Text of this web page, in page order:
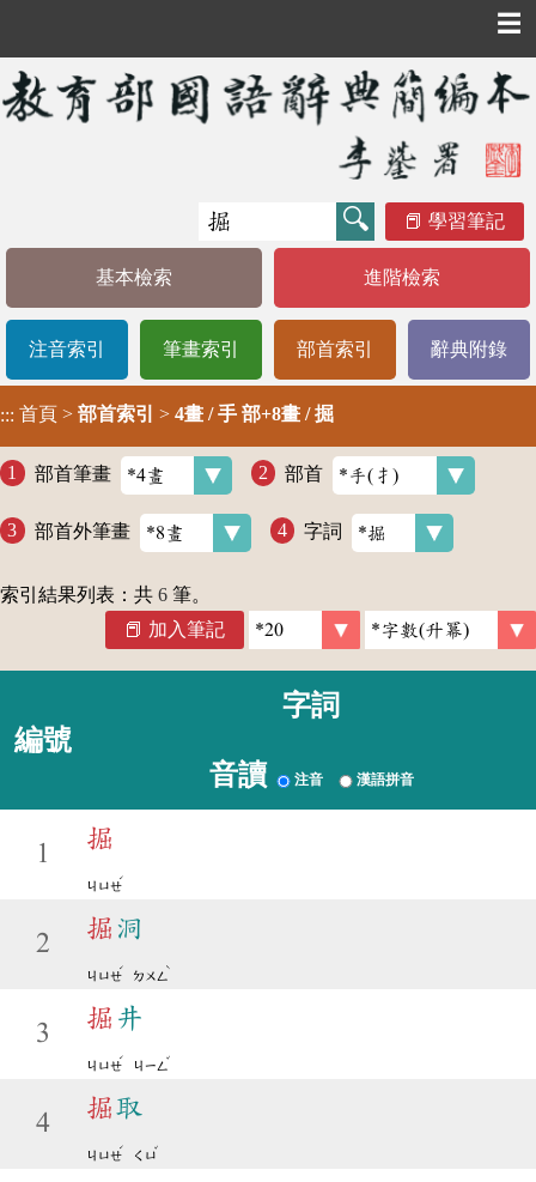
☰
學習筆記
基本檢索 進階檢索
注音索引 筆畫索引 部首索引 辭典附錄
::: 首頁 > 部首索引 > 4畫 / 手 部+8畫 / 掘
部首筆畫 部首
部首外筆畫 字詞
索引結果列表：共 6 筆。
加入筆記
編號
字詞
音讀 注音 漢語拼音
1
掘
ㄐㄩㄝ
ˊ
2
掘 洞
ㄐㄩㄝ
ˊ
ㄉㄨㄥ
ˋ
3
掘 井
ㄐㄩㄝ
ˊ
ㄐㄧㄥ
ˇ
4
掘取
ㄐㄩㄝ
ˊ
ㄑㄩ
ˇ